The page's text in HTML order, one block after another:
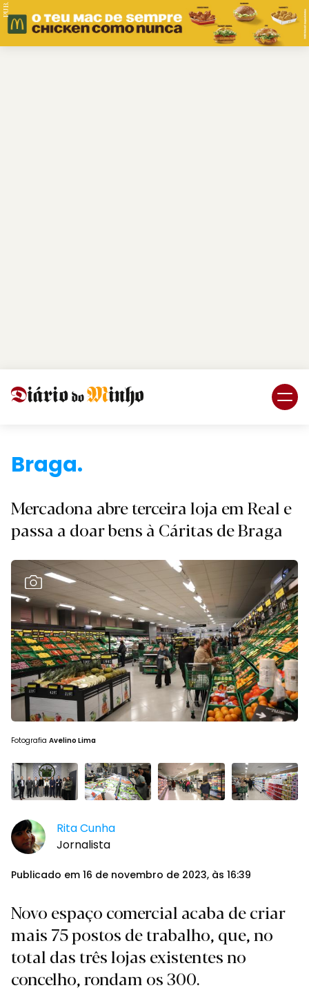
PUB.
Braga.
Mercadona abre terceira loja em Real e
passa a doar bens à Cáritas de Braga
Ver Galeria
Fotografia Avelino Lima
Rita Cunha
Jornalista
Publicado em 16 de novembro de 2023, às 16:39
Novo espaço comercial acaba de criar
mais 75 postos de trabalho, que, no
total das três lojas existentes no
concelho, rondam os 300.